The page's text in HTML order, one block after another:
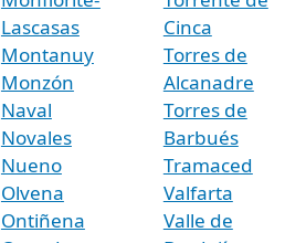
Lascasas
Montanuy
Monzón
Naval
Novales
Nueno
Olvena
Ontiñena
Cinca
Torres de
Alcanadre
Torres de
Barbués
Tramaced
Valfarta
Valle de